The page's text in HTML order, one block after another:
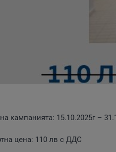
кампанията: 15.10.2025г –
цена: 110 лв с ДДС